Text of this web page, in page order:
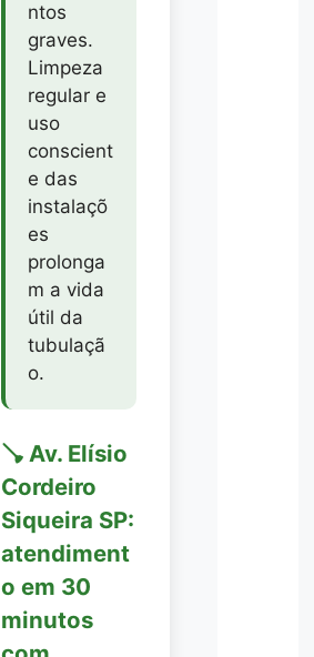
ntos
graves.
Limpeza
regular e
uso
conscient
e das
instalaçõ
es
prolonga
m a vida
útil da
tubulaçã
o.
🪠 Av. Elísio
Cordeiro
Siqueira SP:
atendiment
o em 30
minutos